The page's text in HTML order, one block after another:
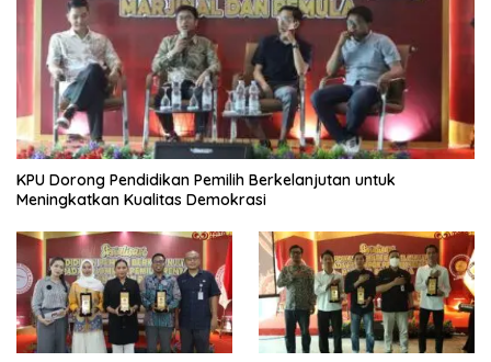
KPU Dorong Pendidikan Pemilih Berkelanjutan untuk
Meningkatkan Kualitas Demokrasi